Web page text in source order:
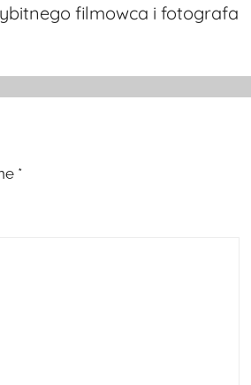
filmowca i fotografa
*